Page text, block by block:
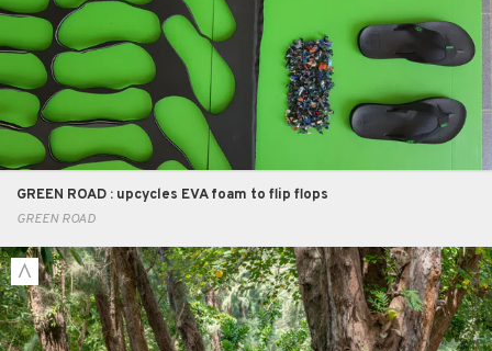
GREEN ROAD : upcycles EVA foam to flip flops
GREEN ROAD